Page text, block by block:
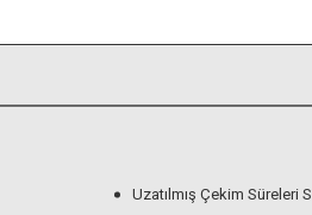
Uzatılmış Çekim Süreleri